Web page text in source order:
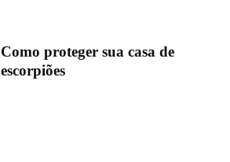
Como proteger sua casa de
escorpiões